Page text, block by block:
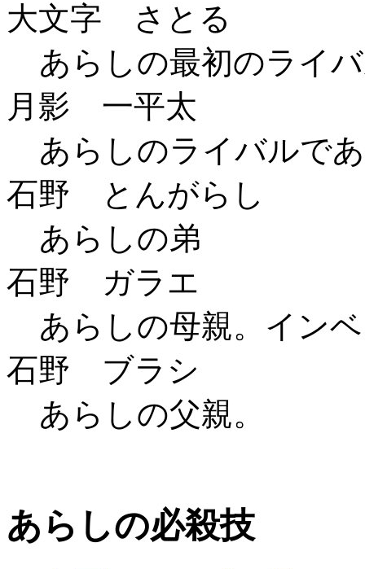
大文字 さとる
あらしの最初のライ
月影 一平太
あらしのライバルで
石野 とんがらし
あらしの弟
石野 ガラエ
あらしの母親。イン
石野 ブラシ
あらしの父親。
あらしの必殺技